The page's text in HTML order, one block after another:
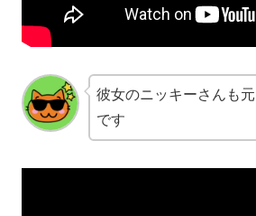
彼女のニッキーさんも
です